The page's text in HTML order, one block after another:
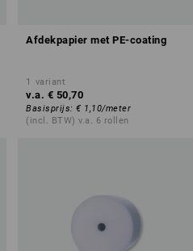
Afdekpapier met PE-coating
1 variant
v.a. € 50,70
Basisprijs: € 1,10/meter
(incl. BTW) v.a. 6 rollen